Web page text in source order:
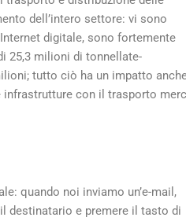
dell’intero settore: vi sono
digitale, sono fortemente
25,3 milioni di tonnellate-
tutto ciò ha un impatto
infrastrutture con il trasporto
quando noi inviamo un’e-mail,
destinatario e premere il tasto di